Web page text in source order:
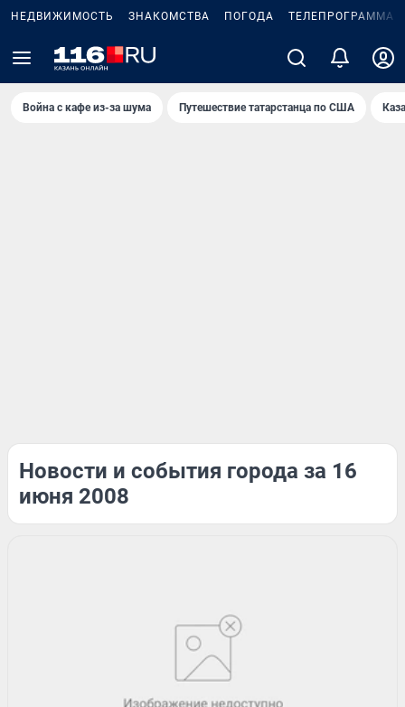
НЕДВИЖИМОСТЬ ЗНАКОМСТВА ПОГОДА ТЕЛЕПРОГРАММА
Война с кафе из-за шума Путешествие татарстанца по США
Новости и события города за 16
июня 2008